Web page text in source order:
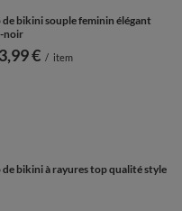
bikini souple feminin élégant
noir
le bas
€ / item
bikini à rayures top qualité style